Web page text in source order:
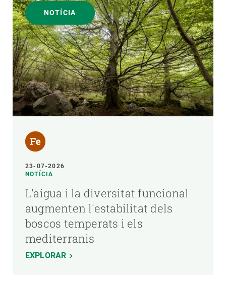
NOTÍCIA
23-07-2026
NOTÍCIA
L'aigua i la diversitat funcional
augmenten l'estabilitat dels
boscos temperats i els
mediterranis
EXPLORAR